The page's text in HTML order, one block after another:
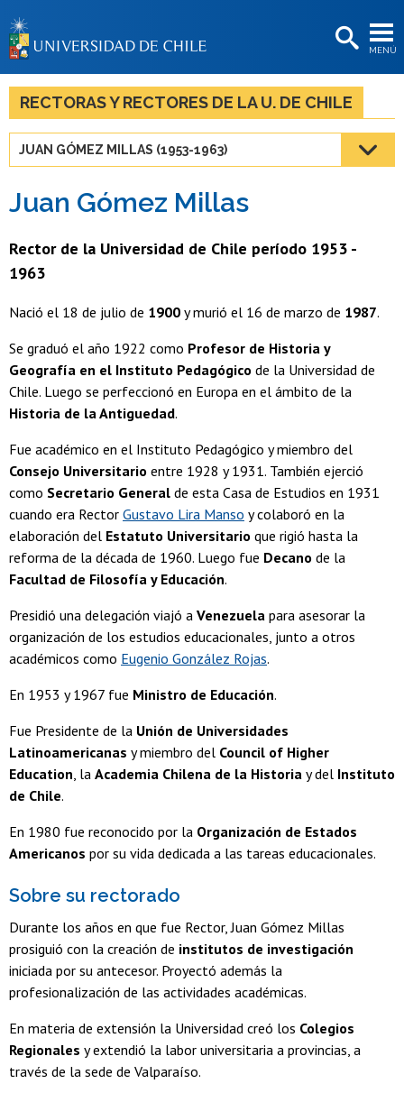
MENÚ
BIBLIOTECAS
LA UNIVERSIDAD
Estudiantes
Académicas/os
Funcionarias/os
RECTORAS Y RECTORES DE LA U. DE CHILE
JUAN GÓMEZ MILLAS (1953-1963)
Juan Gómez Millas
Rector de la Universidad de Chile período 1953 -
1963
Nació el 18 de julio de 1900 y murió el 16 de marzo de 1987.
Se graduó el año 1922 como Profesor de Historia y
Geografía en el Instituto Pedagógico de la Universidad de
Chile. Luego se perfeccionó en Europa en el ámbito de la
Historia de la Antiguedad.
Fue académico en el Instituto Pedagógico y miembro del
Consejo Universitario entre 1928 y 1931. También ejerció
como Secretario General de esta Casa de Estudios en 1931
cuando era Rector Gustavo Lira Manso y colaboró en la
elaboración del Estatuto Universitario que rigió hasta la
reforma de la década de 1960. Luego fue Decano de la
Facultad de Filosofía y Educación.
Presidió una delegación viajó a Venezuela para asesorar la
organización de los estudios educacionales, junto a otros
académicos como Eugenio González Rojas.
En 1953 y 1967 fue Ministro de Educación.
Fue Presidente de la Unión de Universidades
Latinoamericanas y miembro del Council of Higher
Education, la Academia Chilena de la Historia y del Instituto
de Chile.
En 1980 fue reconocido por la Organización de Estados
Americanos por su vida dedicada a las tareas educacionales.
Sobre su rectorado
Durante los años en que fue Rector, Juan Gómez Millas
prosiguió con la creación de institutos de investigación
iniciada por su antecesor. Proyectó además la
profesionalización de las actividades académicas.
En materia de extensión la Universidad creó los Colegios
Regionales y extendió la labor universitaria a provincias, a
través de la sede de Valparaíso.